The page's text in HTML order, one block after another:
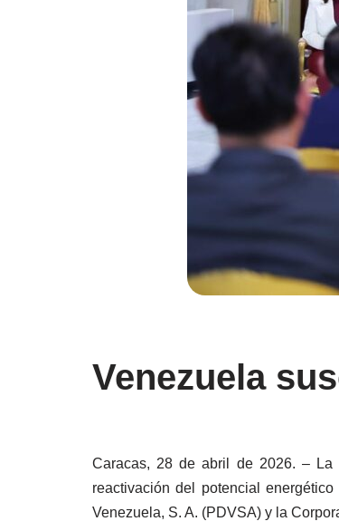
Venezuela
Caracas, 28 de abril de 2026. – La
reactivación del potencial
Venezuela, S. A. (PDVSA) y la